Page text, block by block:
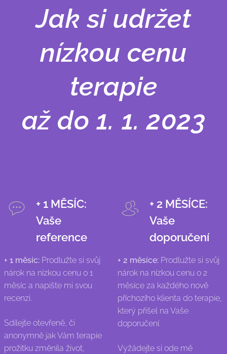
Jak si udržet
nízkou cenu
terapie
až do 1. 1. 2023
+ 1 MĚSÍC:
Vaše
reference
+ 1 měsíc: Prodlužte si svůj
nárok na nízkou cenu o 1
měsíc a napište mi svou
recenzi.
Sdílejte otevřeně, či
anonymně jak Vám terapie
prožitku změnila život,
+ 2 MĚSÍCE:
Vaše
doporučení
+ 2 měsíce: Prodlužte si svůj
nárok na nízkou cenu o 2
měsíce za každého nově
příchozího klienta do terapie,
který přišel na Vaše
doporučení.
Vyžádejte si ode mě